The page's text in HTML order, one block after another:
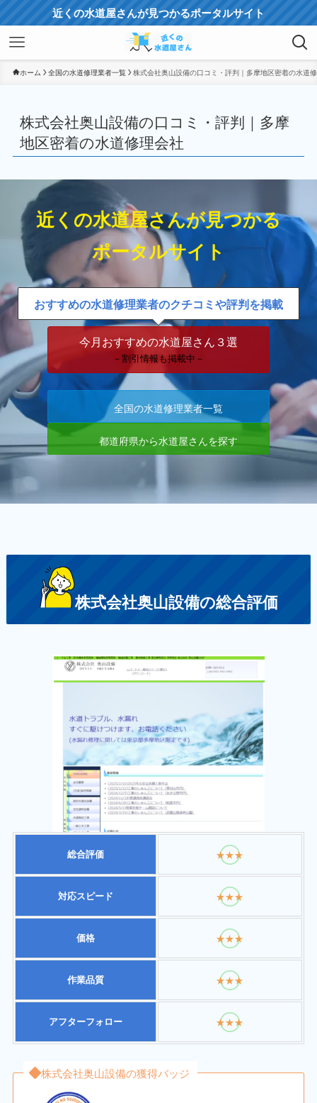
近くの水道屋さんが見つかるポータルサイト
ホーム 全国の水道修理業者一覧 株式会社奥山設備の口コミ・評判｜多摩地区密着の水道
株式会社奥山設備の口コミ・評判｜多摩
地区密着の水道修理会社
近くの水道屋さんが見つかる
ポータルサイト
おすすめの水道修理業者のクチコミや評判を掲載
今月おすすめの水道屋さん３選
－割引情報も掲載中－
全国の水道修理業者一覧
都道府県から水道屋さんを探す
株式会社奥山設備の総合評価
総合評価 ★★★
対応スピード ★★★
価格 ★★★
作業品質 ★★★
アフターフォロー ★★★
株式会社奥山設備の獲得バッジ